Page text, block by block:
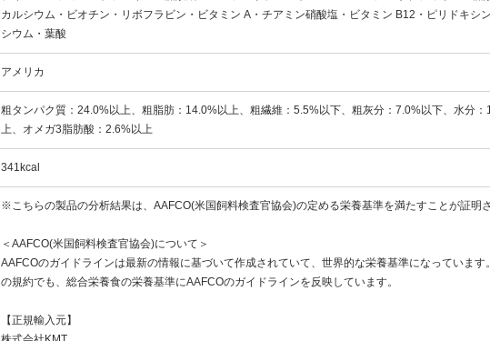
カルシウム・ビオチン・リボフラビン・ビタミン A・チアミン硝酸塩・ビタミン B12・ピリドキシ
シウム・葉酸
アメリカ
粗タンパク質：24.0%以上、粗脂肪：14.0%以上、粗繊維：5.5%以下、粗灰分：7.0%以下、水分
上、オメガ3脂肪酸：2.6%以上
341kcal
※こちらの製品の分析結果は、AAFCO(米国飼料検査官協会)の定める栄養基準を満たすことが証明さ
＜AAFCO(米国飼料検査官協会)について＞
AAFCOのガイドラインは最新の情報に基づいて作成されていて、世界的な栄養基準になっていま
の規約でも、総合栄養食の栄養基準にAAFCOのガイドラインを反映しています。
【正規輸入元】